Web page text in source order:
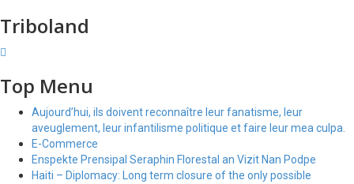
Triboland
Top Menu
Aujourd’hui, ils doivent reconnaître leur fanatisme, leur
aveuglement, leur infantilisme politique et faire leur mea culpa.
E-Commerce
Enspekte Prensipal Seraphin Florestal an Vizit Nan Podpe
Haiti – Diplomacy: Long term closure of the only possible